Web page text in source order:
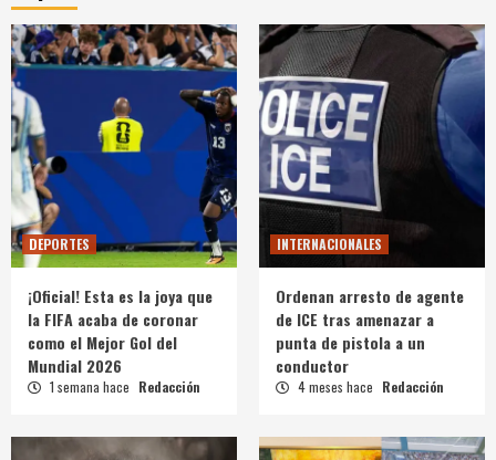
DEPORTES
¡Oficial! Esta es la joya que
la FIFA acaba de coronar
como el Mejor Gol del
Mundial 2026
1 semana hace Redacción
INTERNACIONALES
Ordenan arresto de agente
de ICE tras amenazar a
punta de pistola a un
conductor
4 meses hace Redacción